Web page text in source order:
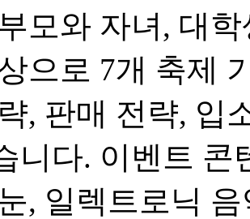
모와 자녀, 대
으로 7개 축제
, 판매 전략, 입
니다. 이벤트 콘
, 일렉트로닉